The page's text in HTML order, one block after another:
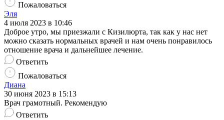
Пожаловаться
Эля
4 июля 2023 в 10:46
Доброе утро, мы приезжали с Кизилюрта, так как у нас нет
можно сказать нормальных врачей и нам очень понравилось
отношение врача и дальнейшее лечение.
Ответить
Пожаловаться
Диана
30 июня 2023 в 15:13
Врач грамотный. Рекомендую
Ответить